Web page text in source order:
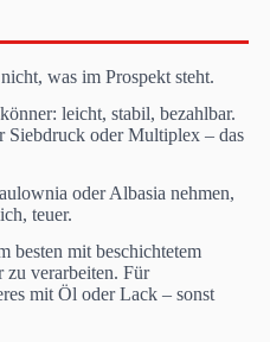
was im Prospekt steht.
leicht, stabil, bezahlbar.
Siebdruck oder Multiplex – das
oder Albasia nehmen,
teuer.
besten mit beschichtetem
zu verarbeiten. Für
mit Öl oder Lack – sonst